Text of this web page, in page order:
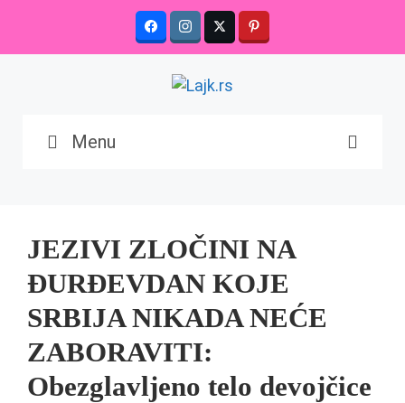
content
Menu
JEZIVI ZLOČINI NA
ĐURĐEVDAN KOJE
SRBIJA NIKADA NEĆE
ZABORAVITI:
Obezglavljeno telo devojčice